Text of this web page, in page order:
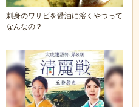
刺身のワサビを醤油に溶くやつって
なんなの？